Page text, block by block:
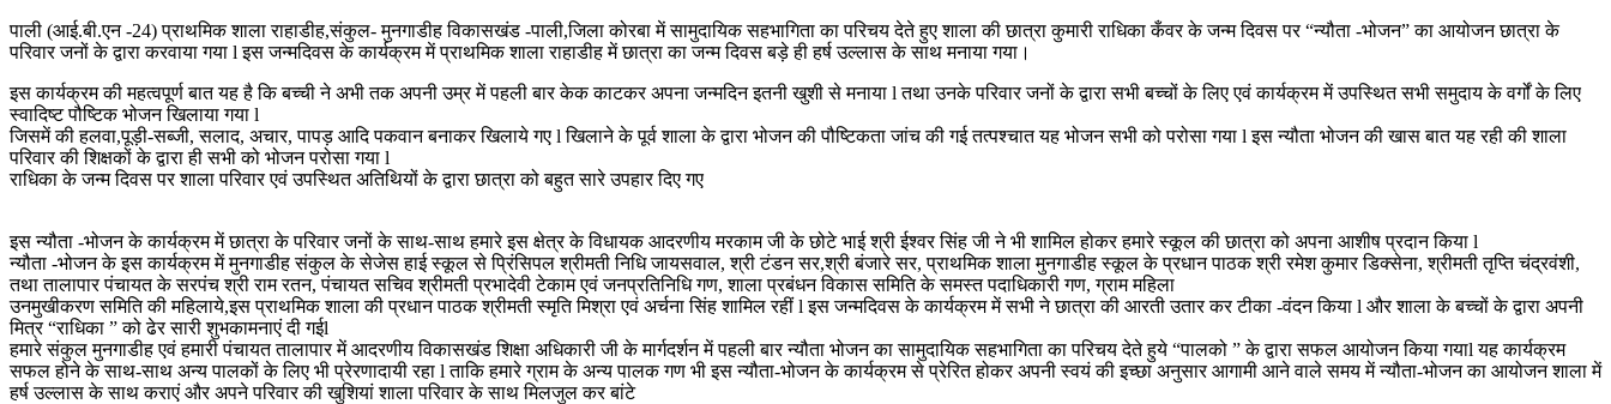
पाली (आई.बी.एन -24) प्राथमिक शाला राहाडीह,संकुल- मुनगाडीह विकासखंड -पाली,जिला कोरबा में सामुदायिक सहभागिता का परिचय देते हुए शाला की छात्रा कुमारी राधिका कँवर के जन्म दिवस पर “न्यौता -भोजन” का आयोजन छात्रा के
परिवार जनों के द्वारा करवाया गया l इस जन्मदिवस के कार्यक्रम में प्राथमिक शाला राहाडीह में छात्रा का जन्म दिवस बड़े ही हर्ष उल्लास के साथ मनाया गया।
इस कार्यक्रम की महत्वपूर्ण बात यह है कि बच्ची ने अभी तक अपनी उम्र में पहली बार केक काटकर अपना जन्मदिन इतनी खुशी से मनाया l तथा उनके परिवार जनों के द्वारा सभी बच्चों के लिए एवं कार्यक्रम में उपस्थित सभी समुदाय के वर्गों के लिए
स्वादिष्ट पौष्टिक भोजन खिलाया गया l
जिसमें की हलवा,पूड़ी-सब्जी, सलाद, अचार, पापड़ आदि पकवान बनाकर खिलाये गए l खिलाने के पूर्व शाला के द्वारा भोजन की पौष्टिकता जांच की गई तत्पश्चात यह भोजन सभी को परोसा गया l इस न्यौता भोजन की खास बात यह रही की शाला
परिवार की शिक्षकों के द्वारा ही सभी को भोजन परोसा गया l
राधिका के जन्म दिवस पर शाला परिवार एवं उपस्थित अतिथियों के द्वारा छात्रा को बहुत सारे उपहार दिए गए
इस न्यौता -भोजन के कार्यक्रम में छात्रा के परिवार जनों के साथ-साथ हमारे इस क्षेत्र के विधायक आदरणीय मरकाम जी के छोटे भाई श्री ईश्वर सिंह जी ने भी शामिल होकर हमारे स्कूल की छात्रा को अपना आशीष प्रदान किया l
न्यौता -भोजन के इस कार्यक्रम में मुनगाडीह संकुल के सेजेस हाई स्कूल से प्रिंसिपल श्रीमती निधि जायसवाल, श्री टंडन सर,श्री बंजारे सर, प्राथमिक शाला मुनगाडीह स्कूल के प्रधान पाठक श्री रमेश कुमार डिक्सेना, श्रीमती तृप्ति चंद्रवंशी,
तथा तालापार पंचायत के सरपंच श्री राम रतन, पंचायत सचिव श्रीमती प्रभादेवी टेकाम एवं जनप्रतिनिधि गण, शाला प्रबंधन विकास समिति के समस्त पदाधिकारी गण, ग्राम महिला
उनमुखीकरण समिति की महिलाये,इस प्राथमिक शाला की प्रधान पाठक श्रीमती स्मृति मिश्रा एवं अर्चना सिंह शामिल रहीं l इस जन्मदिवस के कार्यक्रम में सभी ने छात्रा की आरती उतार कर टीका -वंदन किया l और शाला के बच्चों के द्वारा अपनी
मित्र “राधिका ” को ढेर सारी शुभकामनाएं दी गईl
हमारे संकुल मुनगाडीह एवं हमारी पंचायत तालापार में आदरणीय विकासखंड शिक्षा अधिकारी जी के मार्गदर्शन में पहली बार न्यौता भोजन का सामुदायिक सहभागिता का परिचय देते हुये “पालको ” के द्वारा सफल आयोजन किया गयाl यह कार्यक्रम
सफल होने के साथ-साथ अन्य पालकों के लिए भी प्रेरणादायी रहा l ताकि हमारे ग्राम के अन्य पालक गण भी इस न्यौता-भोजन के कार्यक्रम से प्रेरित होकर अपनी स्वयं की इच्छा अनुसार आगामी आने वाले समय में न्यौता-भोजन का आयोजन शाला में
हर्ष उल्लास के साथ कराएं और अपने परिवार की खुशियां शाला परिवार के साथ मिलजुल कर बांटे